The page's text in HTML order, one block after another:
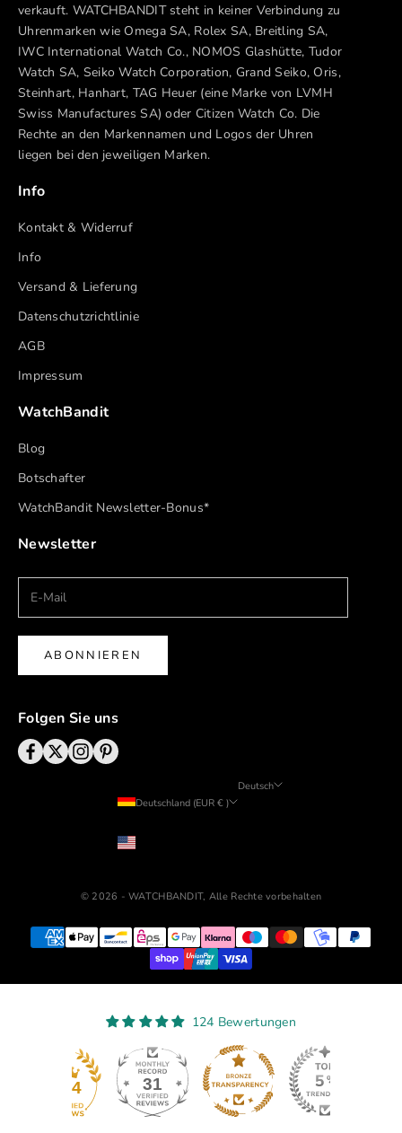
verkauft. WATCHBANDIT steht in keiner Verbindung zu
Uhrenmarken wie Omega SA, Rolex SA, Breitling SA,
IWC International Watch Co., NOMOS Glashütte, Tudor
Watch SA, Seiko Watch Corporation, Grand Seiko, Oris,
Steinhart, Hanhart, TAG Heuer (eine Marke von LVMH
Swiss Manufactures SA) oder Citizen Watch Co. Die
Rechte an den Markennamen und Logos der Uhren
liegen bei den jeweiligen Marken.
Info
Kontakt & Widerruf
Info
Versand & Lieferung
Datenschutzrichtlinie
AGB
Impressum
WatchBandit
Blog
Botschafter
WatchBandit Newsletter-Bonus*
Newsletter
ABONNIEREN
Folgen Sie uns
Deutschland (EUR € )
Deutsch
© 2026 - WATCHBANDIT, Alle Rechte vorbehalten
124 Bewertungen
31